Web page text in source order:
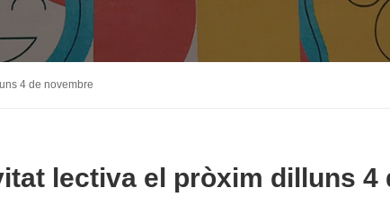
4 de novembre
lectiva el pròxim dilluns 4